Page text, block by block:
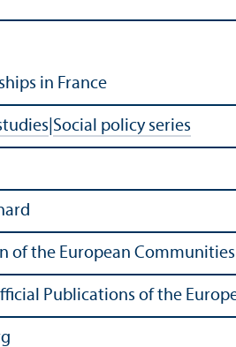
in France
Social policy series
of the European Communities
Publications of the